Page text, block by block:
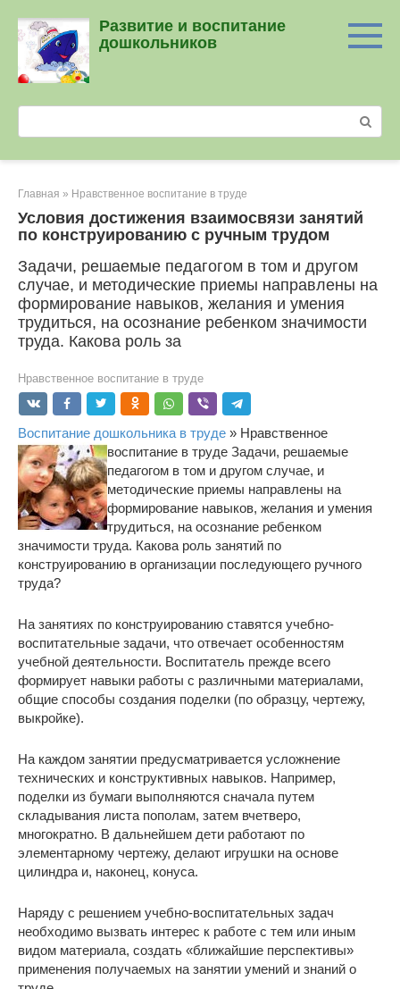
контенту
Развитие и воспитание
дошкольников
Главная » Нравственное воспитание в труде
Условия достижения взаимосвязи занятий
по конструированию с ручным трудом
Задачи, решаемые педагогом в том и другом
случае, и методические приемы направлены на
формирование навыков, желания и умения
трудиться, на осознание ребенком значимости
труда. Какова роль за
Нравственное воспитание в труде
Воспитание дошкольника в труде » Нравственное
воспитание в труде Задачи, решаемые
педагогом в том и другом случае, и
методические приемы направлены на
формирование навыков, желания и умения
трудиться, на осознание ребенком
значимости труда. Какова роль занятий по
конструированию в организации последующего ручного
труда?
На занятиях по конструированию ставятся учебно-
воспитательные задачи, что отвечает особенностям
учебной деятельности. Воспитатель прежде всего
формирует навыки работы с различными материалами,
общие способы создания поделки (по образцу, чертежу,
выкройке).
На каждом занятии предусматривается усложнение
технических и конструктивных навыков. Например,
поделки из бумаги выполняются сначала путем
складывания листа пополам, затем вчетверо,
многократно. В дальнейшем дети работают по
элементарному чертежу, делают игрушки на основе
цилиндра и, наконец, конуса.
Наряду с решением учебно-воспитательных задач
необходимо вызвать интерес к работе с тем или иным
видом материала, создать «ближайшие перспективы»
применения получаемых на занятии умений и знаний о